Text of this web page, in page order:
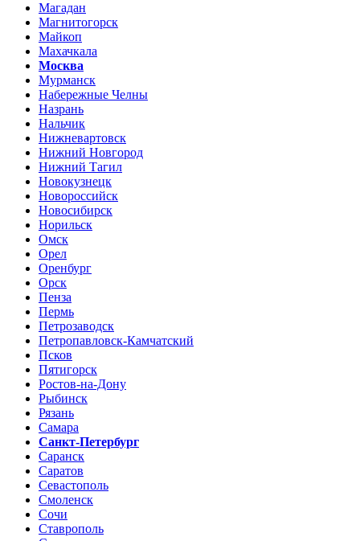
Магадан
Магнитогорск
Майкоп
Махачкала
Москва
Мурманск
Набережные Челны
Назрань
Нальчик
Нижневартовск
Нижний Новгород
Нижний Тагил
Новокузнецк
Новороссийск
Новосибирск
Норильск
Омск
Орел
Оренбург
Орск
Пенза
Пермь
Петрозаводск
Петропавловск-Камчатский
Псков
Пятигорск
Ростов-на-Дону
Рыбинск
Рязань
Самара
Санкт-Петербург
Саранск
Саратов
Севастополь
Смоленск
Сочи
Ставрополь